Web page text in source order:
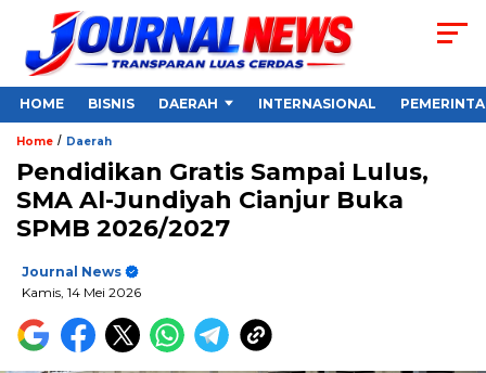
HOME BISNIS DAERAH INTERNASIONAL
Home / Daerah
Pendidikan Gratis Sampai Lulus,
SMA Al-Jundiyah Cianjur Buka
SPMB 2026/2027
Journal News
Kamis, 14 Mei 2026